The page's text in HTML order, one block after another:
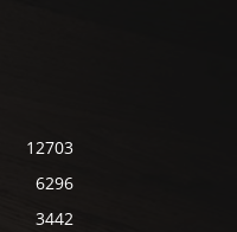
12703
6296
3442